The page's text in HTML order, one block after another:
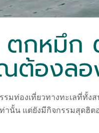
ตกหมึก
ต้องลอ
มท่องเที่ยวทางทะเลที่ทั้ง
านั้น แต่ยังมีกิจกรรมสุดฮิต